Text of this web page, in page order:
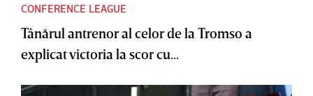
CONFERENCE LEAGUE
Tânărul antrenor al celor de la Tromso a
explicat victoria la scor cu...